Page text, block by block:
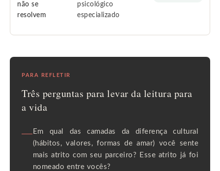
não se
resolvem
psicológico
especializado
PARA REFLETIR
Três perguntas para levar da leitura para
a vida
— Em qual das camadas da diferença cultural
(hábitos, valores, formas de amar) você sente
mais atrito com seu parceiro? Esse atrito já foi
nomeado entre vocês?